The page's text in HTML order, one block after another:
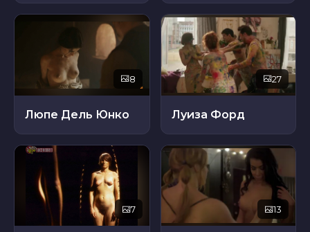
8
Люпе Дель Юнко
27
Луиза Форд
7 13